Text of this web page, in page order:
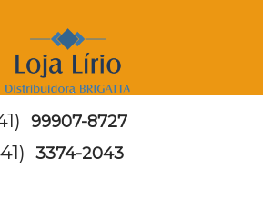
99907-8727
3374-2043